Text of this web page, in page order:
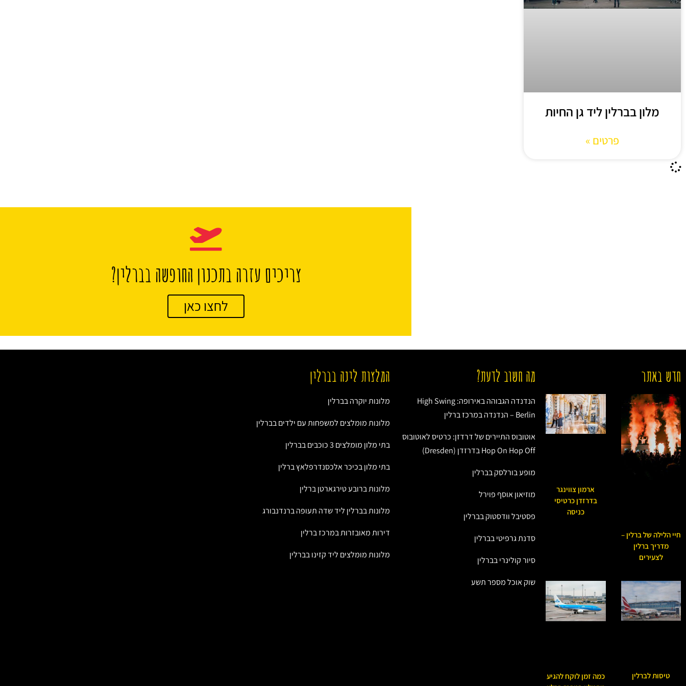
מלון בברלין ליד גן החיות
פרטים »
צריכים עזרה בתכנון החופשה בברלין?
לחצו כאן
חדש באתר
חיי הלילה של ברלין –
מדריך ברלין
לצעירים
ארמון צווינגר
בדרזדן כרטיסי
כניסה
טיסות לברלין
כמה זמן לוקח להגיע
מה חשוב לדעת?
הנדנדה הגבוהה באירופה: High Swing
Berlin – הנדנדה במרכז ברלין
אוטובוס התיירים של דרדזן: כרטיס לאוטובוס
Hop On Hop Off בדרזדן (Dresden)
מופע בורלסק בברלין
מוזיאון אוסף פוירל
פסטיבל וודסטוק בברלין
סדנת גרפיטי בברלין
סיור קולינרי בברלין
שוק אוכל מספר תשע
המלצות לינה בברלין
מלונות יוקרה בברלין
מלונות מומלצים למשפחות עם ילדים בברלין
בתי מלון מומלצים 3 כוכבים בברלין
בתי מלון בכיכר אלכסנדרפלאץ ברלין
מלונות ברובע טירגארטן ברלין
מלונות בברלין ליד שדה תעופה ברנדנבורג
דירות מאובזרות במרכז ברלין
מלונות מומלצים ליד קזינו בברלין